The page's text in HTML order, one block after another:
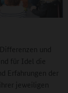
und
für Idel die
Erfahrungen der
jeweiligen